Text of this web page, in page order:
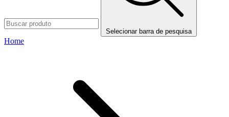
Selecionar barra de pesquisa
Home